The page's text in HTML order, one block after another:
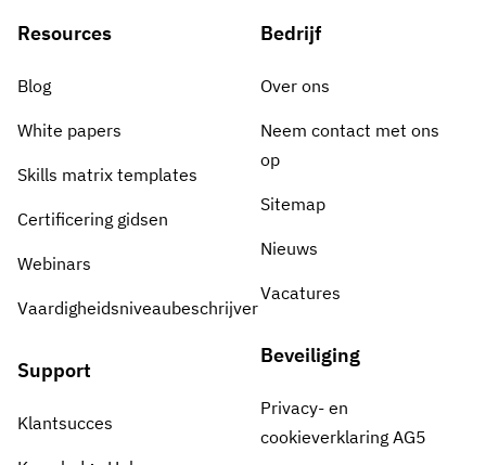
Resources
Blog
White papers
Skills matrix templates
Certificering gidsen
Webinars
Vaardigheidsniveaubeschrijver
Support
Klantsucces
Bedrijf
Over ons
Neem contact met ons
op
Sitemap
Nieuws
Vacatures
Beveiliging
Privacy- en
cookieverklaring AG5